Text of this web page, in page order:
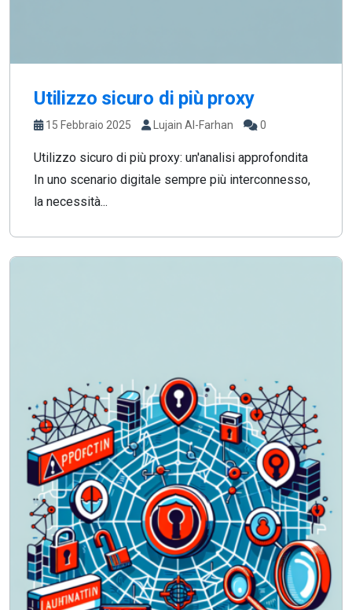
Utilizzo sicuro di più proxy
15 Febbraio 2025 Lujain Al-Farhan 0
Utilizzo sicuro di più proxy: un'analisi approfondita
In uno scenario digitale sempre più interconnesso,
la necessità...